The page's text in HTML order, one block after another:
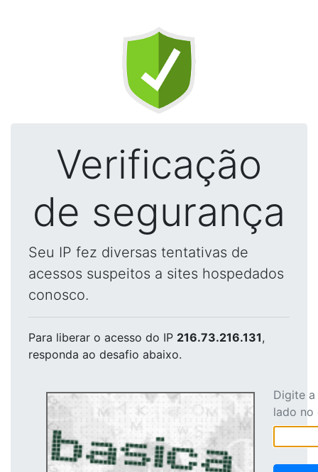
Verificação
de segurança
Seu IP fez diversas tentativas de
acessos suspeitos a sites hospedados
conosco.
Para liberar o acesso do IP 216.73.216.131,
responda ao desafio abaixo.
Digite
lado no